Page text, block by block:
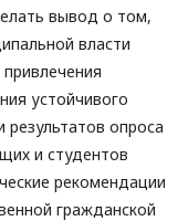
вывод о том,
власти
устойчивого
опроса
и студентов
рекомендации
гражданской